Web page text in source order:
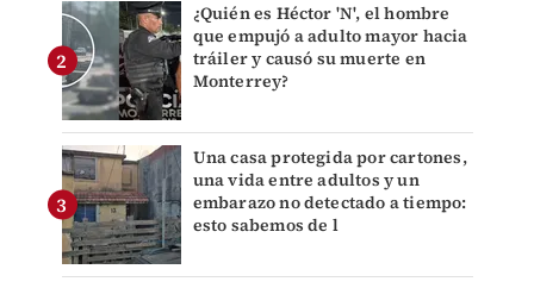
¿Quién es Héctor 'N', el hombre
que empujó a adulto mayor hacia
tráiler y causó su muerte en
Monterrey?
Una casa protegida por cartones,
una vida entre adultos y un
embarazo no detectado a tiempo:
esto sabemos de l